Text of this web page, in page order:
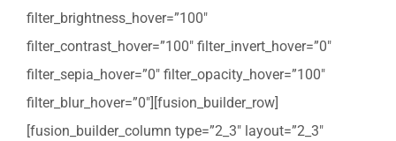
filter_brightness_hover=”100″
filter_contrast_hover=”100″ filter_invert_hover=”0″
filter_sepia_hover=”0″ filter_opacity_hover=”100″
filter_blur_hover=”0″][fusion_builder_row]
[fusion_builder_column type=”2_3″ layout=”2_3″